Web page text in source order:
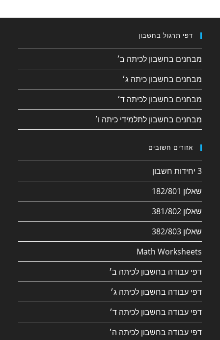
דפי תרגול בחשבון
מבחנים בחשבון לכיתה ב׳
מבחנים בחשבון כיתה ג׳
מבחנים בחשבון לכיתה ד׳
מבחנים בחשבון לתלמידי כיתה ו׳
אזורים חשובים
3 יחידות חשבון
שאלון 182/801
שאלון 381/802
שאלון 382/803
Math Worksheets
דפי עבודה בחשבון לכיתה ב׳
דפי עבודה בחשבון לכיתה ג׳
דפי עבודה בחשבון לכיתה ד׳
דפי עבודה בחשבון לכיתה ה׳